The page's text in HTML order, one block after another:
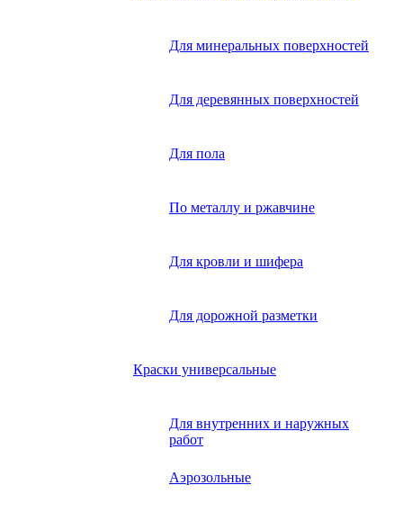
Для минеральных поверхностей
Для деревянных поверхностей
Для пола
По металлу и ржавчине
Для кровли и шифера
Для дорожной разметки
Краски универсальные
Для внутренних и наружных
работ
Аэрозольные